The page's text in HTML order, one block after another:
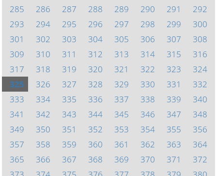
285
286 287 288 289 290 291
292
293
294 295 296 297 298 299
300
301
302 303 304 305 306 307
308
309
310 311 312 313 314 315
316
317
318 319 320 321 322 323
324
325
326 327 328 329 330 331
332
333
334 335 336 337 338 339
340
341
342 343 344 345 346 347
348
349
350 351 352 353 354 355
356
357
358 359 360 361 362 363
364
365
366 367 368 369 370 371
372